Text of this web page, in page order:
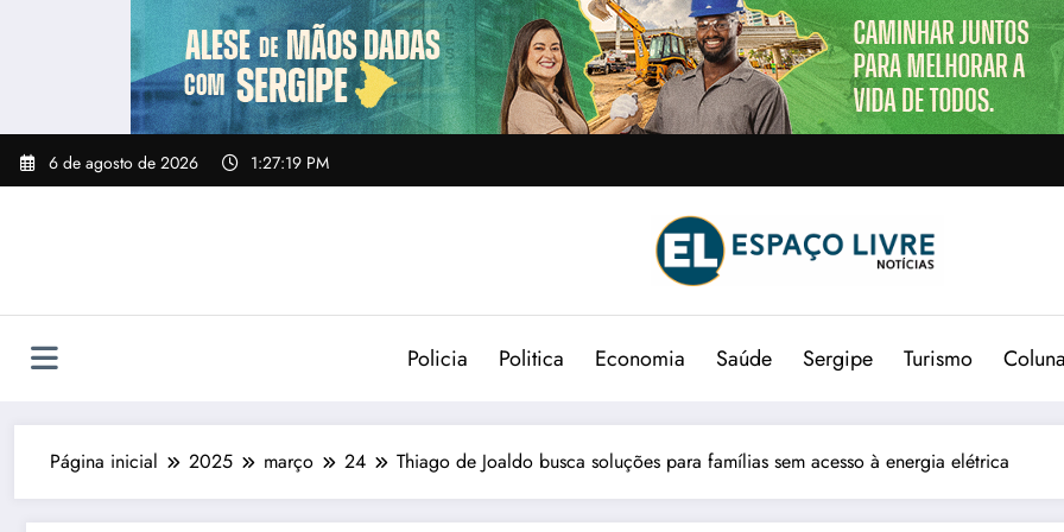
6 de agosto de 2026 1:27:21 PM
Policia Politica Economia Saúde Sergipe Turismo
Página inicial 2025 março 24 Thiago de Joaldo busca soluções para famílias sem acesso à energia elétrica